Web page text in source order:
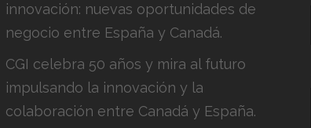
innovación: nuevas oportunidades de
negocio entre España y Canadá.
CGI celebra 50 años y mira al futuro
impulsando la innovación y la
colaboración entre Canadá y España.